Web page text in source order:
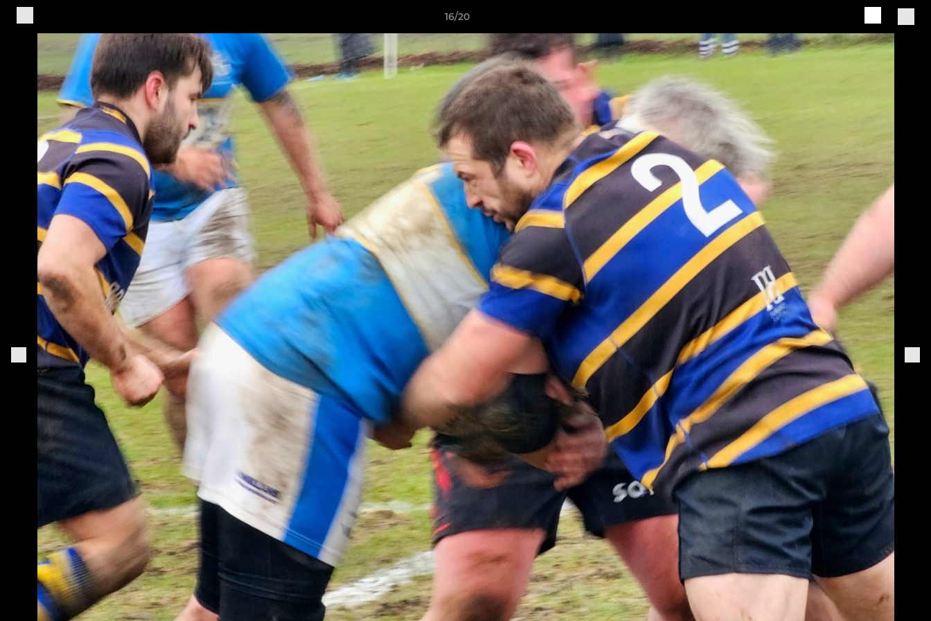
16/20